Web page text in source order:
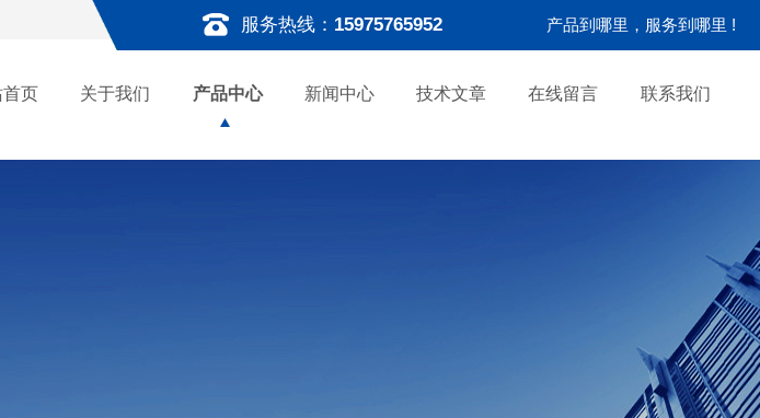
服务热线： 15975765952 产品到哪里，服务到哪里 !
首页 关于我们 产品中心 新闻中心 技术文章 在线留言 联系我们